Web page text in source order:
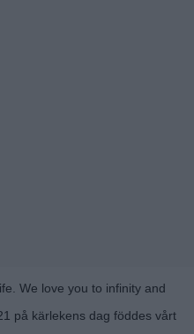
We love you to infinity and
på kärlekens dag föddes vårt